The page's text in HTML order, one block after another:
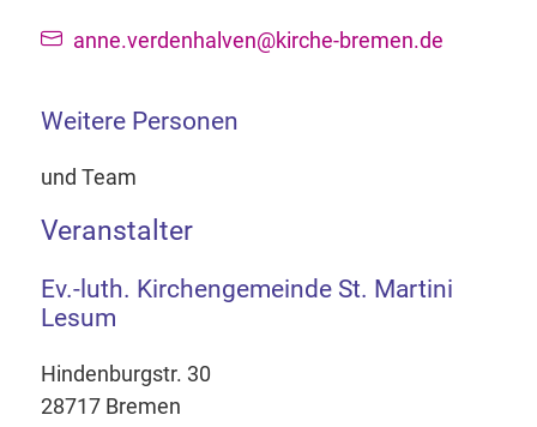
anne.verdenhalven@kirche-bremen.de
Weitere Personen
und Team
Veranstalter
Ev.-luth. Kirchengemeinde St. Martini
Lesum
Hindenburgstr. 30
28717 Bremen